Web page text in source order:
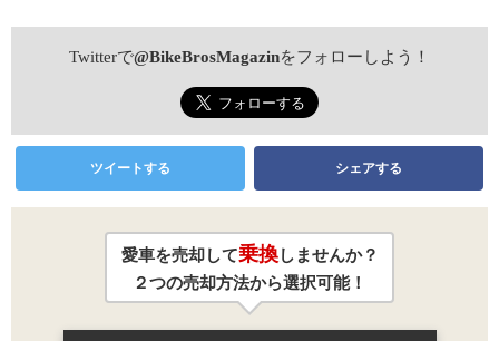
Twitterで@BikeBrosMagazinをフォローしよう！
ツイートする シェアする
愛車を売却して乗換しませんか？
２つの売却方法から選択可能！